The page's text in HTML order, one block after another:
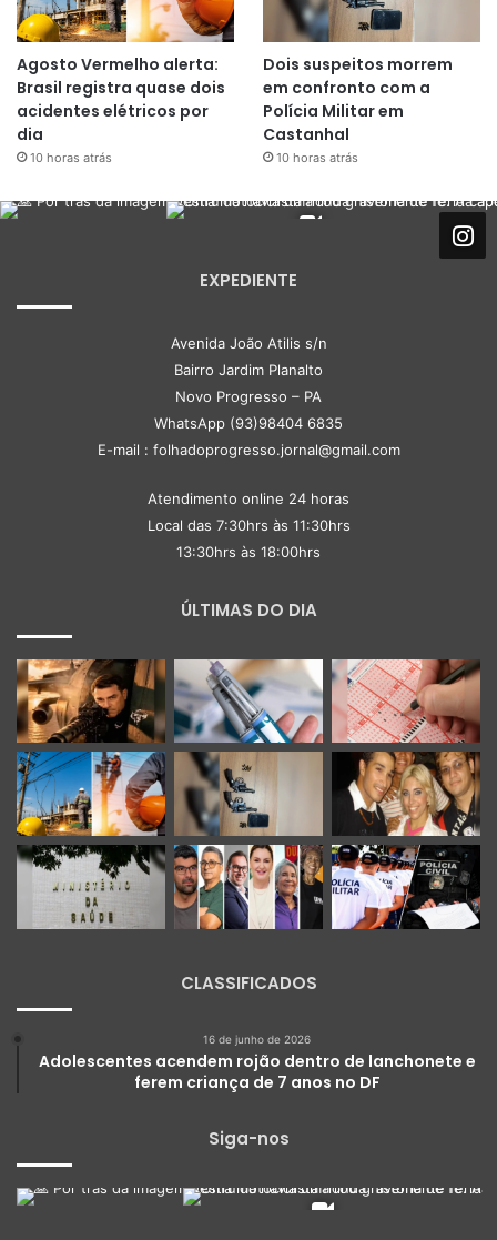
Agosto Vermelho alerta:
Brasil registra quase dois
acidentes elétricos por
dia
10 horas atrás
Dois suspeitos morrem
em confronto com a
Polícia Militar em
Castanhal
10 horas atrás
EXPEDIENTE
Avenida João Atilis s/n
Bairro Jardim Planalto
Novo Progresso – PA
WhatsApp (93)98404 6835
E-mail : folhadoprogresso.jornal@gmail.com
Atendimento online 24 horas
Local das 7:30hrs às 11:30hrs
13:30hrs às 18:00hrs
ÚLTIMAS DO DIA
CLASSIFICADOS
16 de junho de 2026
Adolescentes acendem rojão dentro de lanchonete e
ferem criança de 7 anos no DF
Siga-nos